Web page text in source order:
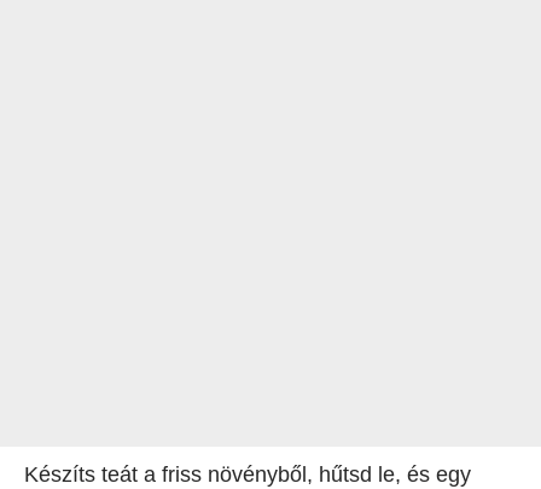
Készíts teát a friss növényből, hűtsd le, és egy